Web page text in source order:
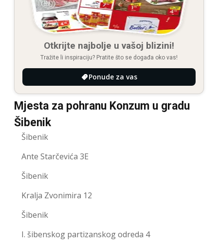
Otkrijte najbolje u vašoj blizini!
Tražite li inspiraciju? Pratite što se događa oko vas!
Ponude za vas
Mjesta za pohranu Konzum u gradu
Šibenik
Šibenik
Ante Starčevića 3E
Šibenik
Kralja Zvonimira 12
Šibenik
I. šibenskog partizanskog odreda 4